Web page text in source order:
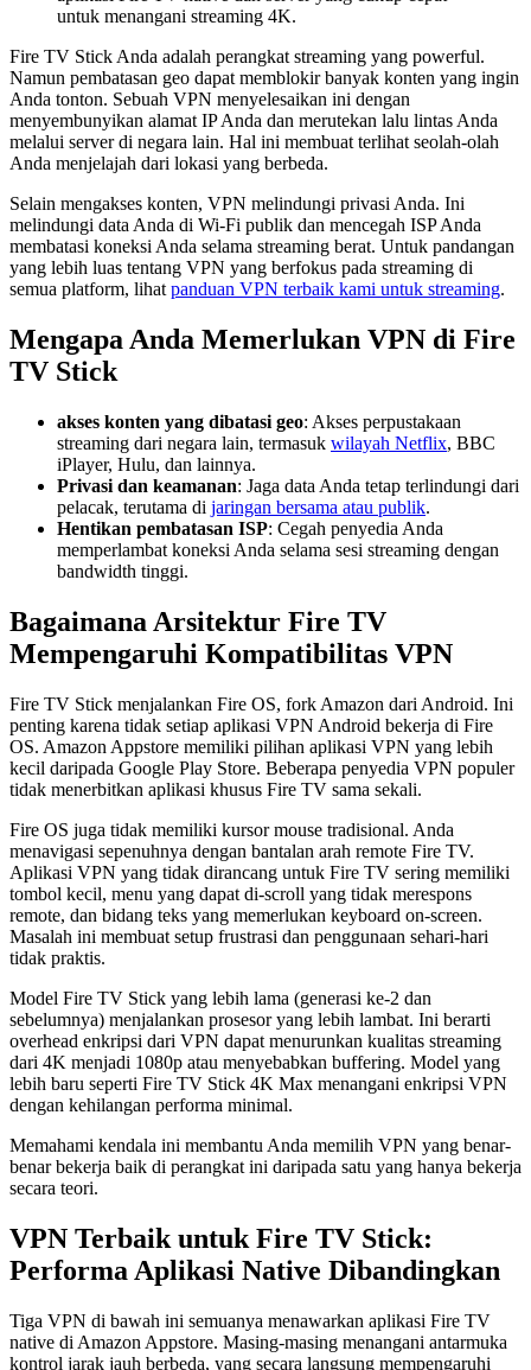
untuk menangani streaming 4K.
Fire TV Stick Anda adalah perangkat streaming yang powerful.
Namun pembatasan geo dapat memblokir banyak konten yang ingin
Anda tonton. Sebuah VPN menyelesaikan ini dengan
menyembunyikan alamat IP Anda dan merutekan lalu lintas Anda
melalui server di negara lain. Hal ini membuat terlihat seolah-olah
Anda menjelajah dari lokasi yang berbeda.
Selain mengakses konten, VPN melindungi privasi Anda. Ini
melindungi data Anda di Wi-Fi publik dan mencegah ISP Anda
membatasi koneksi Anda selama streaming berat. Untuk pandangan
yang lebih luas tentang VPN yang berfokus pada streaming di
semua platform, lihat panduan VPN terbaik kami untuk streaming.
Mengapa Anda Memerlukan VPN di Fire
TV Stick
akses konten yang dibatasi geo: Akses perpustakaan
streaming dari negara lain, termasuk wilayah Netflix, BBC
iPlayer, Hulu, dan lainnya.
Privasi dan keamanan: Jaga data Anda tetap terlindungi dari
pelacak, terutama di jaringan bersama atau publik.
Hentikan pembatasan ISP: Cegah penyedia Anda
memperlambat koneksi Anda selama sesi streaming dengan
bandwidth tinggi.
Bagaimana Arsitektur Fire TV
Mempengaruhi Kompatibilitas VPN
Fire TV Stick menjalankan Fire OS, fork Amazon dari Android. Ini
penting karena tidak setiap aplikasi VPN Android bekerja di Fire
OS. Amazon Appstore memiliki pilihan aplikasi VPN yang lebih
kecil daripada Google Play Store. Beberapa penyedia VPN populer
tidak menerbitkan aplikasi khusus Fire TV sama sekali.
Fire OS juga tidak memiliki kursor mouse tradisional. Anda
menavigasi sepenuhnya dengan bantalan arah remote Fire TV.
Aplikasi VPN yang tidak dirancang untuk Fire TV sering memiliki
tombol kecil, menu yang dapat di-scroll yang tidak merespons
remote, dan bidang teks yang memerlukan keyboard on-screen.
Masalah ini membuat setup frustrasi dan penggunaan sehari-hari
tidak praktis.
Model Fire TV Stick yang lebih lama (generasi ke-2 dan
sebelumnya) menjalankan prosesor yang lebih lambat. Ini berarti
overhead enkripsi dari VPN dapat menurunkan kualitas streaming
dari 4K menjadi 1080p atau menyebabkan buffering. Model yang
lebih baru seperti Fire TV Stick 4K Max menangani enkripsi VPN
dengan kehilangan performa minimal.
Memahami kendala ini membantu Anda memilih VPN yang benar-
benar bekerja baik di perangkat ini daripada satu yang hanya bekerja
secara teori.
VPN Terbaik untuk Fire TV Stick:
Performa Aplikasi Native Dibandingkan
Tiga VPN di bawah ini semuanya menawarkan aplikasi Fire TV
native di Amazon Appstore. Masing-masing menangani antarmuka
kontrol jarak jauh berbeda, yang secara langsung mempengaruhi